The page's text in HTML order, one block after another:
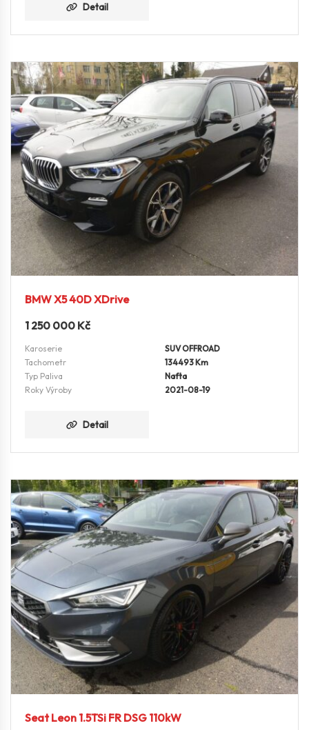
Detail
BMW X5 40D XDrive
1 250 000 Kč
Karoserie
SUV OFFROAD
Tachometr
134493 Km
Typ Paliva
Nafta
Roky Výroby
2021-08-19
Detail
Seat Leon 1.5TSi FR DSG 110kW